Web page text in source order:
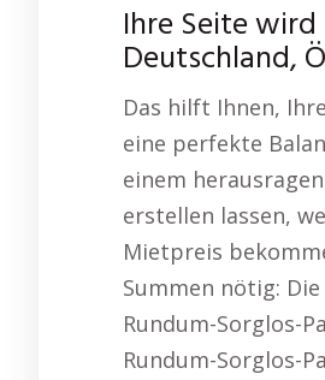
Ihre Seite
Deutschland,
Das hilft Ihnen,
eine perfekte
einem
erstellen lassen,
Mietpreis
Summen nötig:
Rundum-Sorglos-
Rundum-Sorglos-